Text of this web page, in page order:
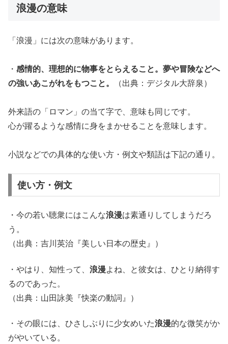
浪漫の意味
「浪漫」には次の意味があります。
・ 感情的、理想的に物事をとらえること。夢や冒険などへ
の強いあこがれをもつこと。
（出典：デジタル大辞泉）
外来語の「ロマン」の当て字で、意味も同じです。
心が躍るような感情に身をまかせることを意味します。
小説などでの具体的な使い方・例文や類語は下記の通り。
使い方・例文
・今の若い聴衆にはこんな浪漫は素通りしてしまうだろ
う。
（出典：吉川英治『美しい日本の歴史』）
・やはり、知性って、 浪漫よね、と彼女は、ひとり納得す
るのであった。
（出典：山田詠美『快楽の動詞』）
・その眼には、ひさしぶりに少女めいた浪漫的な微笑がか
がやいている。